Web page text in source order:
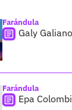
Farándula
Galy
Farándula
Epa